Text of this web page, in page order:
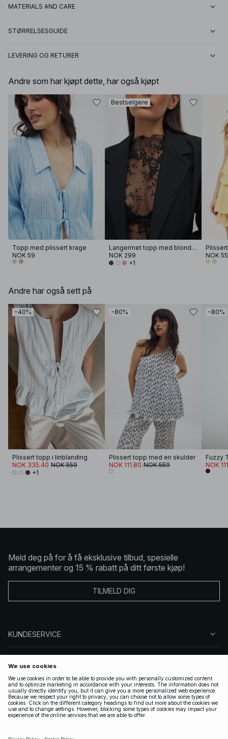
MATERIALS AND CARE
STØRRELSESGUIDE
LEVERING OG RETURER
Andre som har kjøpt dette, har også kjøpt
Topp med plissert krage
NOK 59
Bestselgere
Langermet topp med blonder
NOK 299
+1
NOK
Andre har også sett på
−40%
Plissert topp i linblanding
NOK 335.40 NOK 559
+1
−80%
Plissert topp med en skulder
NOK 111.80 NOK 559
−80%
Fuzzy
NOK
Meld deg på for å få eksklusive tilbud, spesielle
arrangementer og 15 % rabatt på ditt første kjøp!
TILMELD DIG
KUNDESERVICE
FØLG OSS
LOVLIG